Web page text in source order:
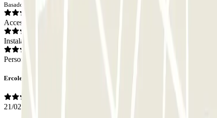
Basado en 16 opiniones
Acceso
Instalaciones
Personal
Ercole
21/02/2025